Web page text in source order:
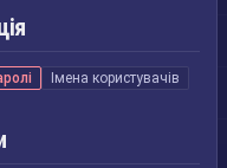
Імена користувачів